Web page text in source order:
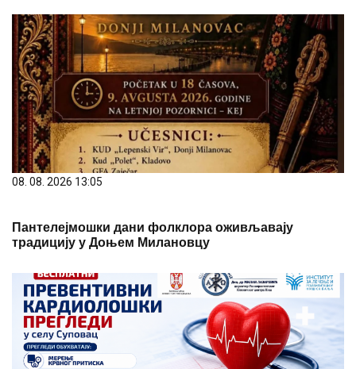
08. 08. 2026 13:05
Пантелејмошки дани фолклора оживљавају
традицију у Доњем Милановцу